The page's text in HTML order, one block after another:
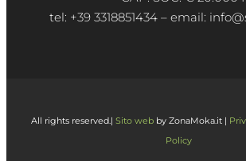
tel: +39 3318851434 – email:
All rights reserved.| Sito webby ZonaMoka.it |
Policy